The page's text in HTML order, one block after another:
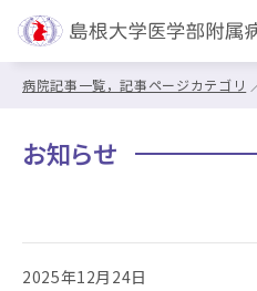
病院記事一覧，記事ページカテゴリ
お知らせ
2025年12月24日